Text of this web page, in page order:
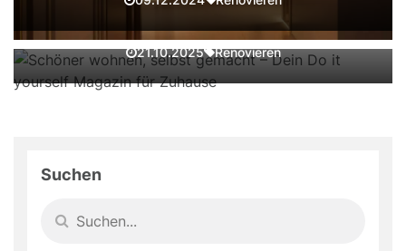
21.10.2025 Renovieren
Suchen